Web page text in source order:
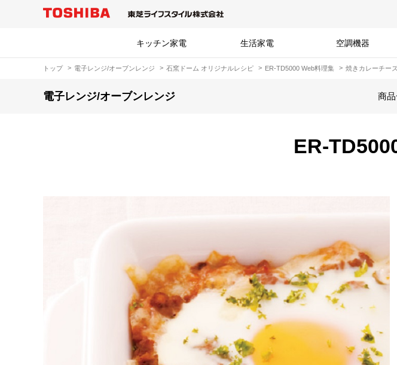
キッチン家電 生活家電 空調機器
トップ 電子レンジ/オーブンレンジ 石窯ドーム オリジナルレシピ ER-TD5000 Web料理集 焼きカレーチー
電子レンジ/オーブンレンジ 商
ER-